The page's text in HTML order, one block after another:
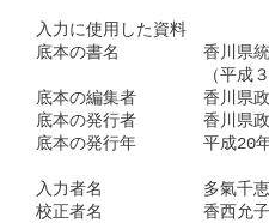
入力に使用した資料
底本の書名　　　　　香川県
（平成３年以降「
底本の編集者　　　　香川県
底本の発行者　　　　香川
底本の発行年　　　　平成
入力者名　　　　　　多氣
校正者名　　　　　